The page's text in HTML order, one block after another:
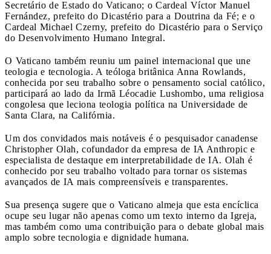
Secretário de Estado do Vaticano; o Cardeal Víctor Manuel
Fernández, prefeito do Dicastério para a Doutrina da Fé; e o
Cardeal Michael Czerny, prefeito do Dicastério para o Serviço
do Desenvolvimento Humano Integral.
O Vaticano também reuniu um painel internacional que une
teologia e tecnologia. A teóloga britânica Anna Rowlands,
conhecida por seu trabalho sobre o pensamento social católico,
participará ao lado da Irmã Léocadie Lushombo, uma religiosa
congolesa que leciona teologia política na Universidade de
Santa Clara, na Califórnia.
Um dos convidados mais notáveis ​​é o pesquisador canadense
Christopher Olah, cofundador da empresa de IA Anthropic e
especialista de destaque em interpretabilidade de IA. Olah é
conhecido por seu trabalho voltado para tornar os sistemas
avançados de IA mais compreensíveis e transparentes.
Sua presença sugere que o Vaticano almeja que esta encíclica
ocupe seu lugar não apenas como um texto interno da Igreja,
mas também como uma contribuição para o debate global mais
amplo sobre tecnologia e dignidade humana.